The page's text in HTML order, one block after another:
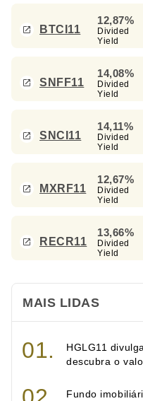
BTCI11
12,87%
Divided
Yield
SNFF11
14,08%
Divided
Yield
SNCI11
14,11%
Divided
Yield
MXRF11
12,67%
Divided
Yield
RECR11
13,66%
Divided
Yield
MAIS LIDAS
HGLG11
descubra o
Fundo